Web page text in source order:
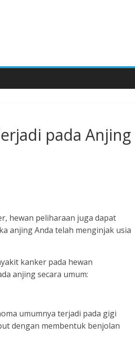
pada Anjing
hewan peliharaan juga dapat
anjing Anda telah menginjak usia
kanker pada hewan
anjing secara umum:
umumnya terjadi pada gigi
dengan membentuk benjolan